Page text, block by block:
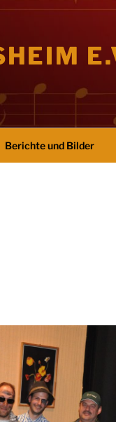
Berichte und Bilder